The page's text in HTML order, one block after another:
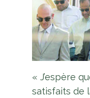
« J’espère
satisfaits de